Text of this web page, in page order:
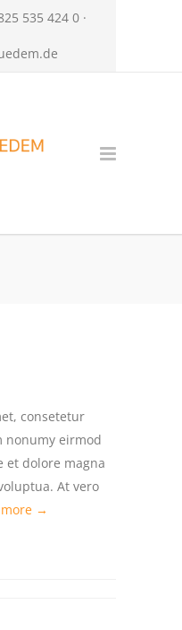
535 424 0 ·
consetetur
nonumy eirmod
dolore magna
At vero
→